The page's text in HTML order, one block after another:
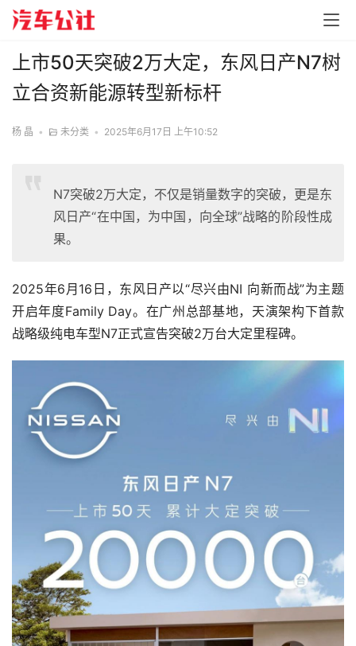
上市50天突破2万大定，东风日产N7树
立合资新能源转型新标杆
杨 晶 • 未分类 • 2025年6月17日 上午10:52
N7突破2万大定，不仅是销量数字的突破，更是东
风日产“在中国，为中国，向全球”战略的阶段性成
果。
2025年6月16日，东风日产以“尽兴由NI 向新而战”为主题
开启年度Family Day。在广州总部基地，天演架构下首款
战略级纯电车型N7正式宣告突破2万台大定里程碑。